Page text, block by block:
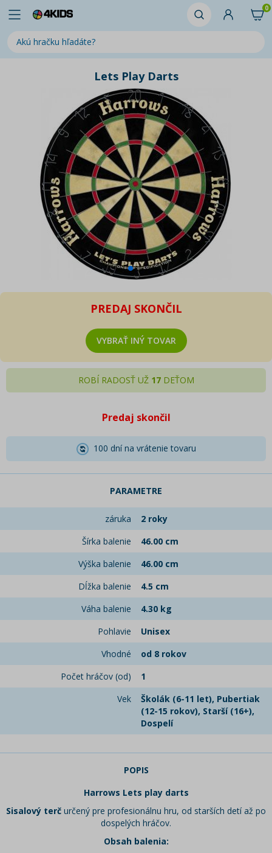
0
Lets Play Darts
PREDAJ SKONČIL
VYBRAŤ INÝ TOVAR
ROBÍ RADOSŤ UŽ 17DEŤOM
Predaj skončil
100 dní na vrátenie tovaru
PARAMETRE
záruka
2 roky
Šírka balenie
46.00 cm
Výška balenie
46.00 cm
Dĺžka balenie
4.5 cm
Váha balenie
4.30 kg
Pohlavie
Unisex
Vhodné
od 8 rokov
Počet hráčov (od)
1
Vek
Školák (6-11 let), Pubertiak
(12-15 rokov), Starší (16+),
Dospelí
POPIS
Harrows Lets play darts
Sisalový terč určený pre profesionálnu hru, od starších detí až po
dospelých hráčov.
Obsah balenia: